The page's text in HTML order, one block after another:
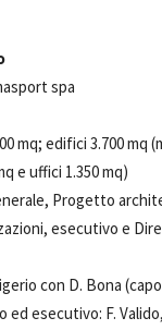
spa
mq; edifici 3.700 mq
e uffici 1.350 mq)
Progetto
esecutivo e
con D. Bona
esecutivo: F. Valido,